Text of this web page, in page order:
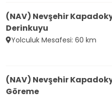
(NAV) Nevşehir
Derinkuyu
Yolculuk Mesafesi: 60 km
(NAV) Nevşehir
Göreme